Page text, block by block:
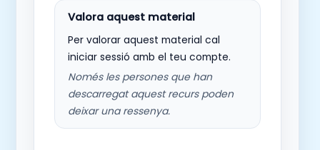
Per valorar aquest material cal
iniciar sessió amb el teu compte.
Només les persones que han
descarregat aquest recurs poden
deixar una ressenya.